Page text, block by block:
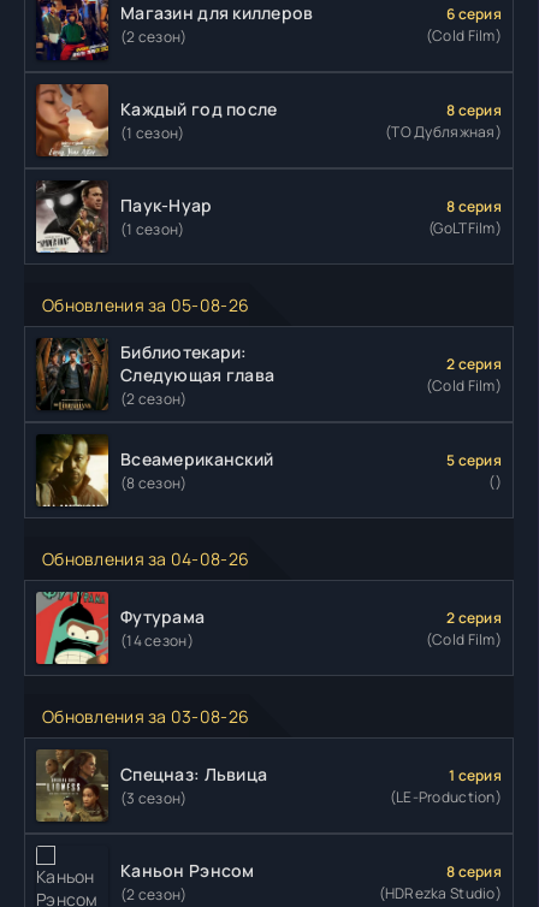
Магазин для киллеров
(2 сезон)
6 серия
(Cold Film)
Каждый год после
(1 сезон)
8 серия
(ТО Дубляжная)
Паук-Нуар
(1 сезон)
8 серия
(GoLTFilm)
Обновления за 05-08-26
Библиотекари:
Следующая глава
(2 сезон)
2 серия
(Cold Film)
Всеамериканский
(8 сезон)
5 серия
()
Обновления за 04-08-26
Футурама
(14 сезон)
2 серия
(Cold Film)
Обновления за 03-08-26
Спецназ: Львица
(3 сезон)
1 серия
(LE-Production)
Каньон Рэнсом
(2 сезон)
8 серия
(HDRezka Studio)